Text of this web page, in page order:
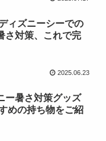
ィズニーシーでの
さ対策、これで完
2025.06.23
ー暑さ対策グッズ
めの持ち物をご紹